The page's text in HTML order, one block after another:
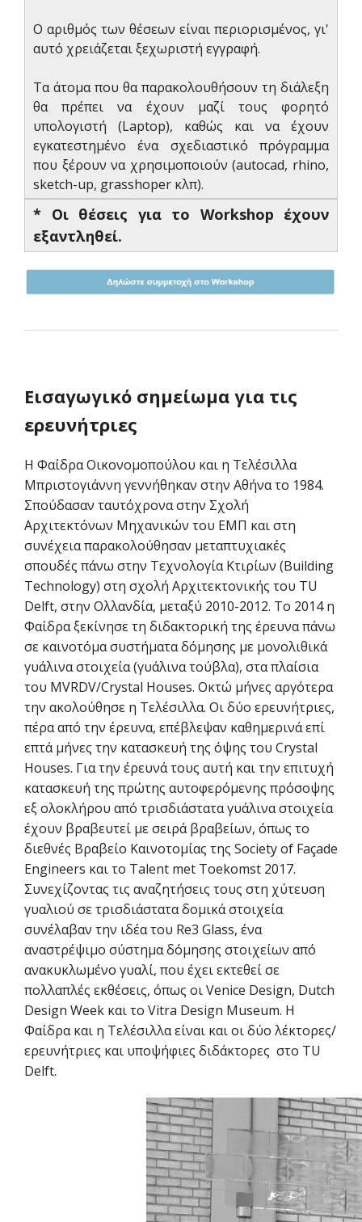
Ο αριθμός των θέσεων είναι περιορισμένος, γι'
αυτό χρειάζεται ξεχωριστή εγγραφή.
Τα άτομα που θα παρακολουθήσουν τη διάλεξη
θα πρέπει να έχουν μαζί τους φορητό
υπολογιστή (Laptop), καθώς και να έχουν
εγκατεστημένο ένα σχεδιαστικό πρόγραμμα
που ξέρουν να χρησιμοποιούν (autocad, rhino,
sketch-up, grasshoper κλπ).
* Οι θέσεις για το Workshop έχουν
εξαντληθεί.
Εισαγωγικό σημείωμα για τις
ερευνήτριες
Η Φαίδρα Οικονομοπούλου και η Τελέσιλλα
Μπριστογιάννη γεννήθηκαν στην Αθήνα το 1984.
Σπούδασαν ταυτόχρονα στην Σχολή
Αρχιτεκτόνων Μηχανικών του ΕΜΠ και στη
συνέχεια παρακολούθησαν μεταπτυχιακές
σπουδές πάνω στην Τεχνολογία Κτιρίων (Building
Technology) στη σχολή Αρχιτεκτονικής του TU
Delft, στην Ολλανδία, μεταξύ 2010-2012. Το 2014 η
Φαίδρα ξεκίνησε τη διδακτορική της έρευνα πάνω
σε καινοτόμα συστήματα δόμησης με μονολιθικά
γυάλινα στοιχεία (γυάλινα τούβλα), στα πλαίσια
του MVRDV/Crystal Houses. Οκτώ μήνες αργότερα
την ακολούθησε η Τελέσιλλα. Οι δύο ερευνήτριες,
πέρα από την έρευνα, επέβλεψαν καθημερινά επί
επτά μήνες την κατασκευή της όψης του Crystal
Houses. Για την έρευνά τους αυτή και την επιτυχή
κατασκευή της πρώτης αυτοφερόμενης πρόσοψης
εξ ολοκλήρου από τρισδιάστατα γυάλινα στοιχεία
έχουν βραβευτεί με σειρά βραβείων, όπως το
διεθνές Βραβείο Καινοτομίας της Society of Façade
Engineers και το Talent met Toekomst 2017.
Συνεχίζοντας τις αναζητήσεις τους στη χύτευση
γυαλιού σε τρισδιάστατα δομικά στοιχεία
συνέλαβαν την ιδέα του Re3 Glass, ένα
αναστρέψιμο σύστημα δόμησης στοιχείων από
ανακυκλωμένο γυαλί, που έχει εκτεθεί σε
πολλαπλές εκθέσεις, όπως οι Venice Design, Dutch
Design Week και το Vitra Design Museum. Η
Φαίδρα και η Τελέσιλλα είναι και οι δύο λέκτορες/
ερευνήτριες και υποψήφιες διδάκτορες στο TU
Delft.